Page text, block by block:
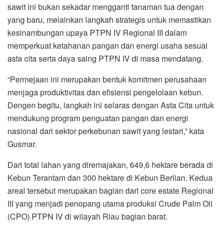
sawit ini bukan sekadar mengganti tanaman tua dengan
yang baru, melainkan langkah strategis untuk memastikan
kesinambungan upaya PTPN IV Regional III dalam
memperkuat ketahanan pangan dan energi usaha sesuai
asta cita serta daya saing PTPN IV di masa mendatang.
“Permejaan ini merupakan bentuk komitmen perusahaan
menjaga produktivitas dan efisiensi pengelolaan kebun.
Dengen begitu, langkah ini selaras dengan Asta Cita untuk
mendukung program penguatan pangan dan energi
nasional dari sektor perkebunan sawit yang lestari,” kata
Gusmar.
Dari total lahan yang diremajakan, 649,6 hektare berada di
Kebun Terantam dan 300 hektare di Kebun Berlian. Kedua
areal tersebut merupakan bagian dari core estate Regional
III yang menjadi penopang utama produksi Crude Palm Oil
(CPO) PTPN IV di wilayah Riau bagian barat.